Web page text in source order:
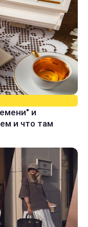
и
и что там